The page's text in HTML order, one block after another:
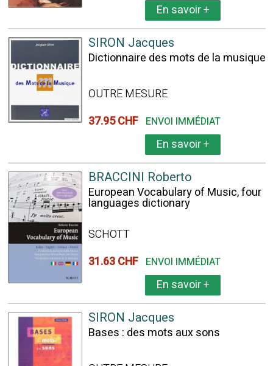
En savoir+
SIRON Jacques
Dictionnaire des mots de la musique
OUTRE MESURE
37.95 CHF ENVOI IMMÉDIAT
En savoir+
BRACCINI Roberto
European Vocabulary of Music, four
languages dictionary
SCHOTT
31.63 CHF ENVOI IMMÉDIAT
En savoir+
SIRON Jacques
Bases : des mots aux sons